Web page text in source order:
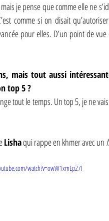
je pense que comme elle ne
comme si on disait
pour elles. D’un point de vue
mais tout aussi
top 5 ?
tout le temps. Un top 5, je ne
Lisha qui rappe en khmer avec un
watch?v=owW1xmEp27I